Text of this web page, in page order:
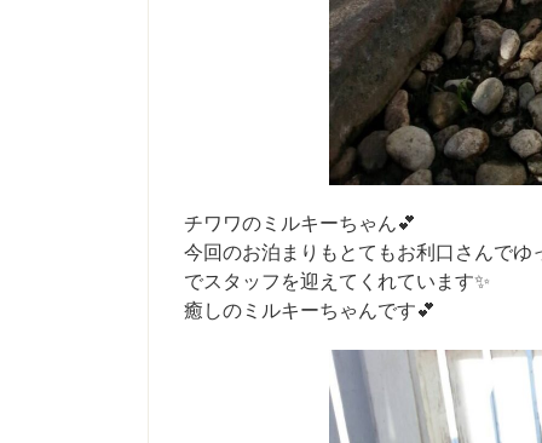
チワワのミルキーちゃん💕
今回のお泊まりもとてもお利口さんで
でスタッフを迎えてくれています✨
癒しのミルキーちゃんです💕